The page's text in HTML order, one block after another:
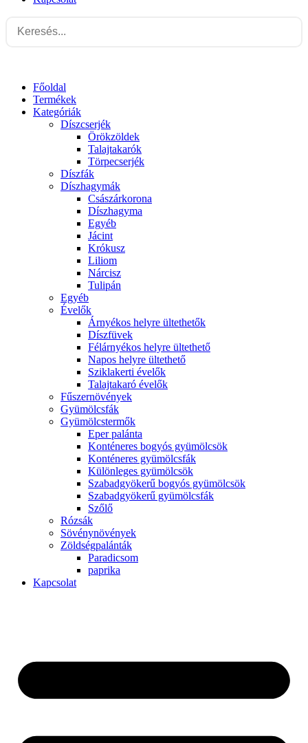
Főoldal
Termékek
Kategóriák
Díszcserjék
Örökzöldek
Talajtakarók
Törpecserjék
Díszfák
Díszhagymák
Császárkorona
Díszhagyma
Egyéb
Jácint
Krókusz
Liliom
Nárcisz
Tulipán
Egyéb
Évelők
Árnyékos helyre ültethetők
Díszfüvek
Félárnyékos helyre ültethető
Napos helyre ültethető
Sziklakerti évelők
Talajtakaró évelők
Fűszernövények
Gyümölcsfák
Gyümölcstermők
Eper palánta
Konténeres bogyós gyümölcsök
Konténeres gyümölcsfák
Különleges gyümölcsök
Szabadgyökerű bogyós gyümölcsök
Szabadgyökerű gyümölcsfák
Szőlő
Rózsák
Sövénynövények
Zöldségpalánták
Paradicsom
paprika
Kapcsolat